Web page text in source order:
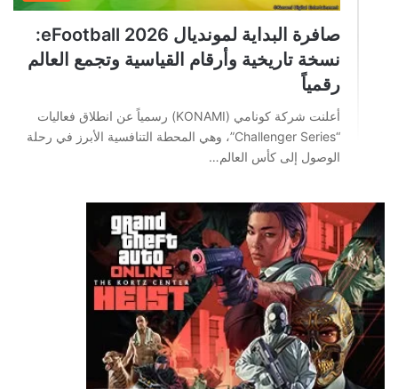
صافرة البداية لمونديال eFootball 2026:
نسخة تاريخية وأرقام القياسية وتجمع العالم
رقمياً
أعلنت شركة كونامي (KONAMI) رسمياً عن انطلاق فعاليات
“Challenger Series”، وهي المحطة التنافسية الأبرز في رحلة
الوصول إلى كأس العالم…